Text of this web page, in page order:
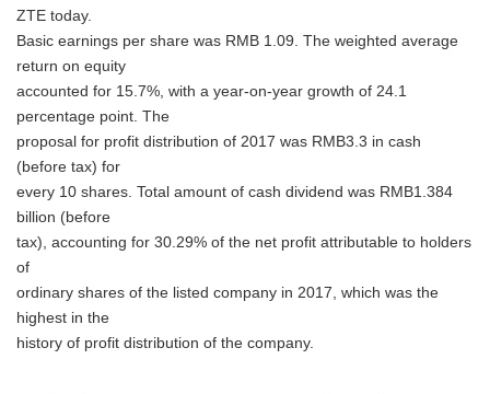
ZTE today.
Basic earnings per share was RMB 1.09. The weighted average
return on equity
accounted for 15.7%, with a year-on-year growth of 24.1
percentage point. The
proposal for profit distribution of 2017 was RMB3.3 in cash
(before tax) for
every 10 shares. Total amount of cash dividend was RMB1.384
billion (before
tax), accounting for 30.29% of the net profit attributable to holders
of
ordinary shares of the listed company in 2017, which was the
highest in the
history of profit distribution of the company.